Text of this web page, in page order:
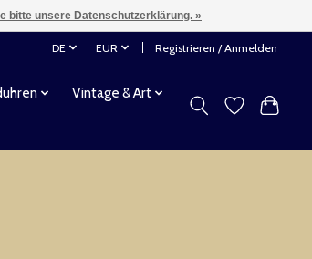
DE EUR Registrieren / Anmelden
Vintage & Art
bitte unsere Datenschutzerklärung. »